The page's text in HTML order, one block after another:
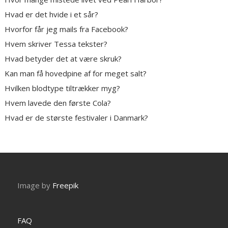
Hvad er det hvide i et sår?
Hvorfor får jeg mails fra Facebook?
Hvem skriver Tessa tekster?
Hvad betyder det at være skruk?
Kan man få hovedpine af for meget salt?
Hvilken blodtype tiltrækker myg?
Hvem lavede den første Cola?
Hvad er de største festivaler i Danmark?
Image by Freepik
FAQ